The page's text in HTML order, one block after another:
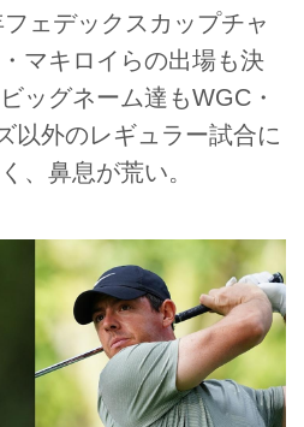
ェデックスカップチャ
マキロイらの出場も決
ッグネーム達もWGC・
以外のレギュラー試合に
、鼻息が荒い。